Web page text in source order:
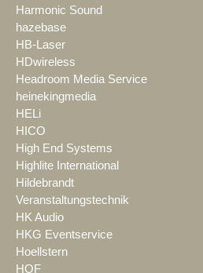
Harmonic Sound
hazebase
HB-Laser
HDwireless
Headroom Media Service
heinekingmedia
HELi
HICO
High End Systems
Highlite International
Hildebrandt
Veranstaltungstechnik
HK Audio
HKG Eventservice
Hoellstern
HOF